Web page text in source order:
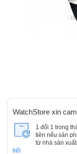
WatchStore xin
1 đổi 1 trong
tiên nếu sản
từ nhà sản xuất.
tiết